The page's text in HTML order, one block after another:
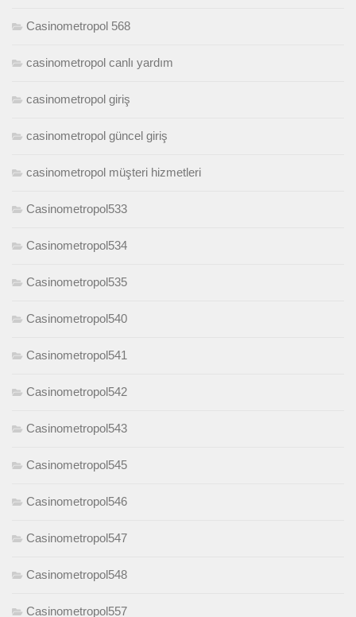
Casinometropol 568
casinometropol canlı yardım
casinometropol giriş
casinometropol güncel giriş
casinometropol müşteri hizmetleri
Casinometropol533
Casinometropol534
Casinometropol535
Casinometropol540
Casinometropol541
Casinometropol542
Casinometropol543
Casinometropol545
Casinometropol546
Casinometropol547
Casinometropol548
Casinometropol557